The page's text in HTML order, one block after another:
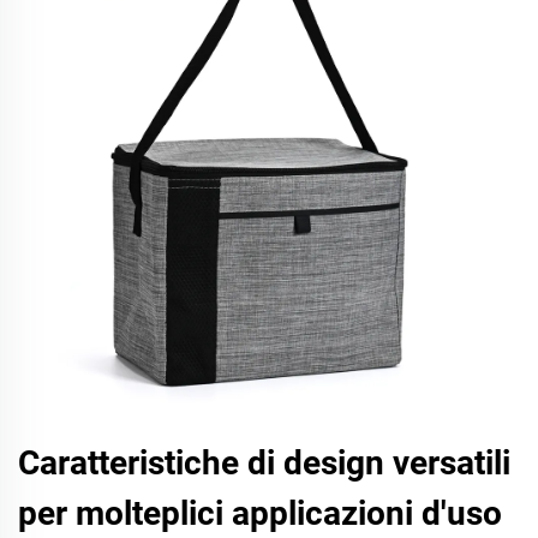
Caratteristiche di design versatili
per molteplici applicazioni d'uso